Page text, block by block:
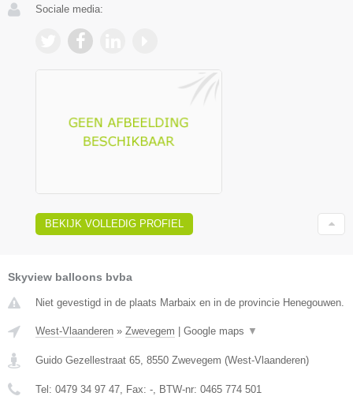
Sociale media:
BEKIJK VOLLEDIG PROFIEL
Skyview balloons bvba
Niet gevestigd in de plaats Marbaix en in de provincie Henegouwen.
West-Vlaanderen » Zwevegem Google maps ▼
Guido Gezellestraat 65, 8550 Zwevegem (West-Vlaanderen)
Tel: 0479 34 97 47, Fax: -, BTW-nr: 0465 774 501